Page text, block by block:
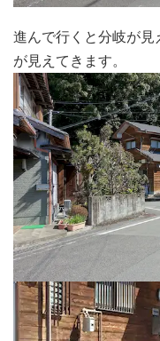
進んで行くと分岐が見
が見えてきます。